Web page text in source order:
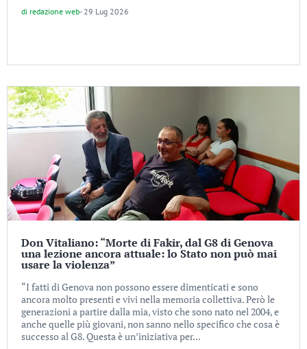
di redazione web- 29 Lug 2026
Don Vitaliano: “Morte di Fakir, dal G8 di Genova
una lezione ancora attuale: lo Stato non può mai
usare la violenza”
“I fatti di Genova non possono essere dimenticati e sono
ancora molto presenti e vivi nella memoria collettiva. Però le
generazioni a partire dalla mia, visto che sono nato nel 2004, e
anche quelle più giovani, non sanno nello specifico che cosa è
successo al G8. Questa è un’iniziativa per...